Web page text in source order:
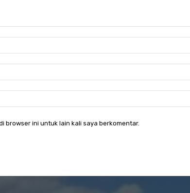
browser ini untuk lain kali saya berkomentar.